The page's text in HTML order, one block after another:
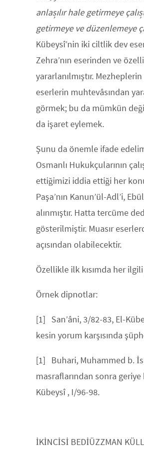
anlaşılır hale getirmeye
getirmeye ve düzenlemeye
Kübeysî’nin iki ciltlik dev
Zehra’nın eserinden ve
yararlanılmıştır.
eserlerin muhtevâsından
görmek; bu da mümkün
da işaret eylemek.
Şunu da önemle ifade
Osmanlı Hukukçularının
ettiğimizi iddia ettiği her
Paşa’nın Kanun’ül-Adl’i,
alınmıştır. Hatta tercüme
gösterilmiştir. Muasır
açısından olabilecektir.
Özellikle ilk kısımda her
Örnek dipnotlar:
[1] San’âni, 3/82-83, El-
kesin yorum karşısında
[1] Buhari, Muhammed b.
masraflarından sonra geriye
Kübeysî , I/96-98.
İKİNCİSİ BEDİÜZZMAN